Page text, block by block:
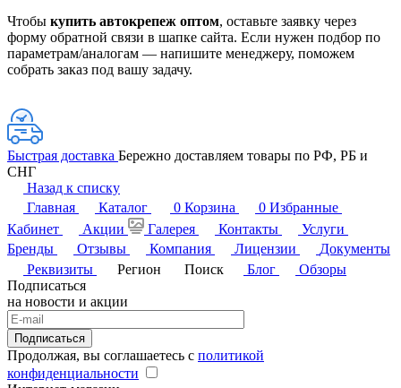
Чтобы купить автокрепеж оптом, оставьте заявку через
форму обратной связи в шапке сайта. Если нужен подбор по
параметрам/аналогам — напишите менеджеру, поможем
собрать заказ под вашу задачу.
Быстрая доставка Бережно доставляем товары по РФ, РБ и
СНГ
Назад к списку
Главная
Каталог 0 Корзина 0 Избранные
Кабинет
Акции Галерея Контакты
Услуги
Бренды
Отзывы Компания Лицензии
Документы
Реквизиты
Регион Поиск Блог
Обзоры
Подписаться
на новости и акции
Подписаться
Продолжая, вы соглашаетесь с политикой
конфиденциальности